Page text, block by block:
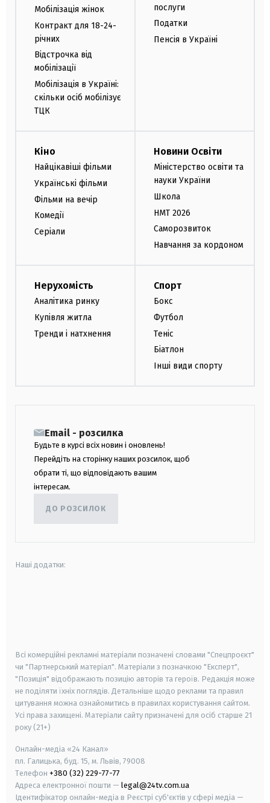
Мобілізація жінок
Контракт для 18-24-
річних
Відстрочка від
мобілізації
Мобілізація в Україні:
скільки осіб мобілізує
ТЦК
послуги
Податки
Пенсія в Україні
Кіно
Найцікавіші фільми
Українські фільми
Фільми на вечір
Комедії
Серіали
Новини Освіти
Міністерство освіти та
науки України
Школа
НМТ 2026
Саморозвиток
Навчання за кордоном
Нерухомість
Аналітика ринку
Купівля житла
Тренди і натхнення
Спорт
Бокс
Футбол
Теніс
Біатлон
Інші види спорту
Email - розсилка
Будьте в курсі всіх новин і оновлень!
Перейдіть на сторінку наших розсилок, щоб
обрати ті, що відповідають вашим
інтересам.
ДО РОЗСИЛОК
Наші додатки:
Всі комерційні рекламні матеріали позначені словами "Спецпроєкт"
чи "Партнерський матеріал". Матеріали з позначкою "Експерт",
"Позиція" відображають позицію авторів та героїв. Редакція може
не поділяти їхніх поглядів. Детальніше щодо реклами та правил
цитування можна ознайомитись в правилах користування сайтом.
Усі права захищені. Матеріали сайту призначені для осіб старше 21
року (21+)
Онлайн-медіа «24 Канал»
пл. Галицька, буд. 15, м. Львів, 79008
Телефон +380 (32) 229-77-77
Адреса електронної пошти — legal@24tv.com.ua
Ідентифікатор онлайн-медіа в Реєстрі суб'єктів у сфері медіа —